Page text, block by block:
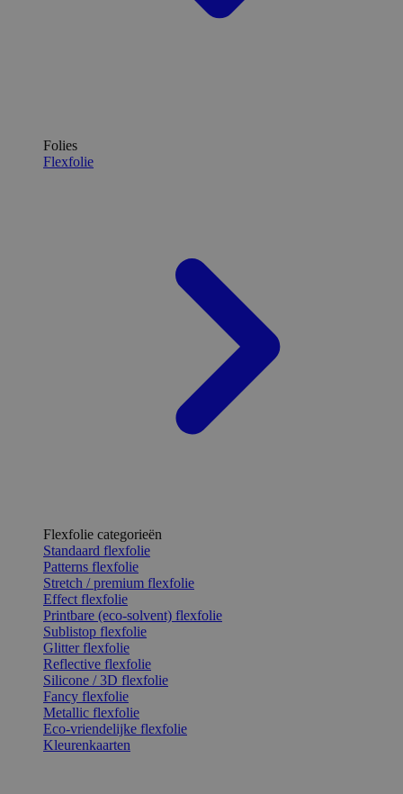
Folies
Flexfolie
Flexfolie categorieën
Standaard flexfolie
Patterns flexfolie
Stretch / premium flexfolie
Effect flexfolie
Printbare (eco-solvent) flexfolie
Sublistop flexfolie
Glitter flexfolie
Reflective flexfolie
Silicone / 3D flexfolie
Fancy flexfolie
Metallic flexfolie
Eco-vriendelijke flexfolie
Kleurenkaarten